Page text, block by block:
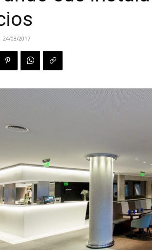
24/08/2017